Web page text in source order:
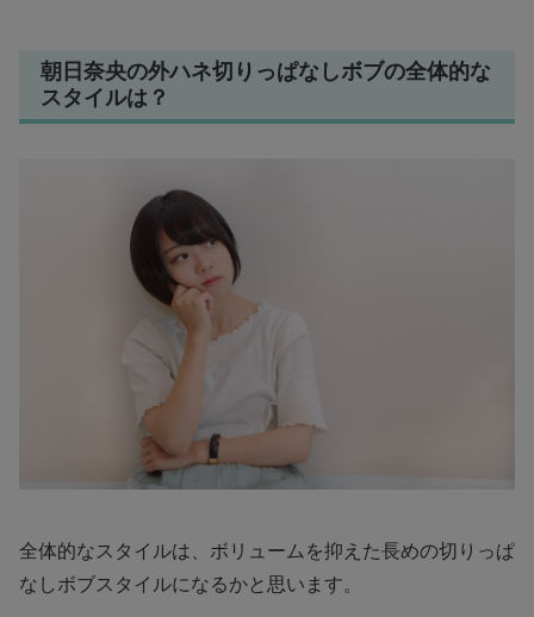
朝日奈央の外ハネ切りっぱなしボブの全体的な
スタイルは？
全体的なスタイルは、ボリュームを抑えた長めの切りっぱ
なしボブスタイルになるかと思います。